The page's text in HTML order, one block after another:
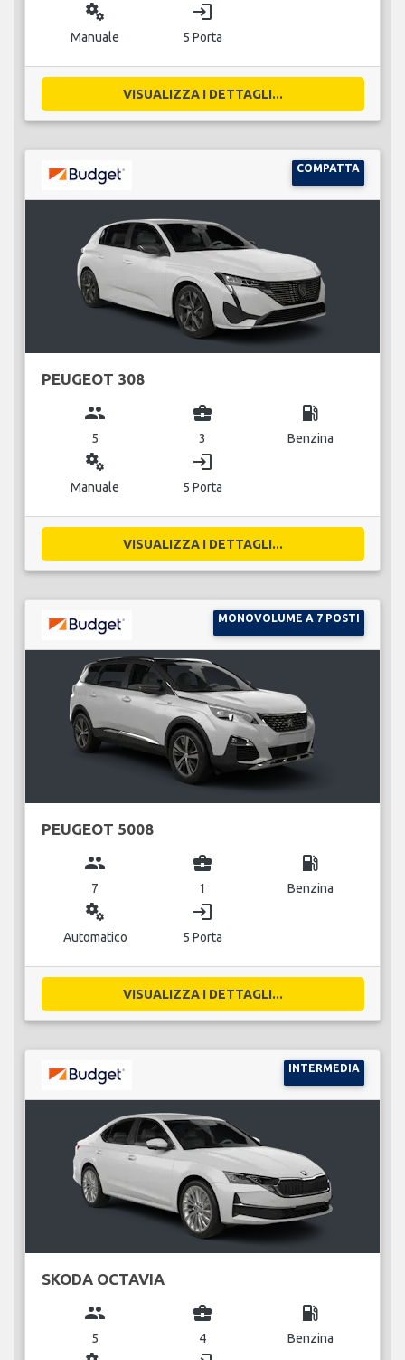
miscellaneous_services
Manuale
login
5 Porta
VISUALIZZA I DETTAGLI...
COMPATTA
PEUGEOT 308
group
5
business_center
3
local_gas_station
Benzina
miscellaneous_services
Manuale
login
5 Porta
VISUALIZZA I DETTAGLI...
MONOVOLUME A 7 POSTI
PEUGEOT 5008
group
7
business_center
1
local_gas_station
Benzina
miscellaneous_services
Automatico
login
5 Porta
VISUALIZZA I DETTAGLI...
INTERMEDIA
SKODA OCTAVIA
group
5
business_center
4
local_gas_station
Benzina